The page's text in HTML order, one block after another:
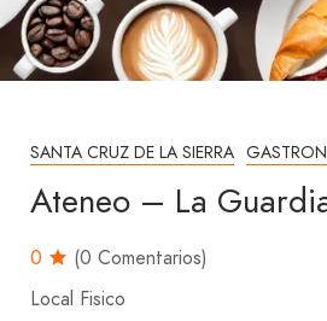
SANTA CRUZ DE LA SIERRA
Ateneo – La
0
(0 Comentarios)
Local Fisico